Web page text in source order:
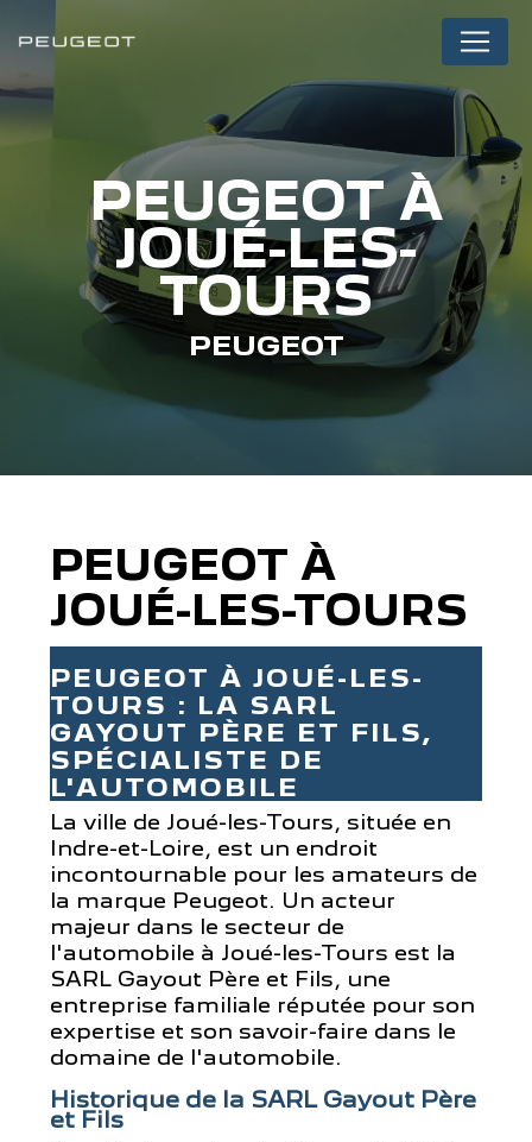
PEUGEOT À
JOUÉ-LES-
TOURS
PEUGEOT
PEUGEOT À
JOUÉ-LES-TOURS
PEUGEOT À JOUÉ-LES-
TOURS : LA SARL
GAYOUT PÈRE ET FILS,
SPÉCIALISTE DE
L'AUTOMOBILE
La ville de Joué-les-Tours, située en
Indre-et-Loire, est un endroit
incontournable pour les amateurs de
la marque Peugeot. Un acteur
majeur dans le secteur de
l'automobile à Joué-les-Tours est la
SARL Gayout Père et Fils, une
entreprise familiale réputée pour son
expertise et son savoir-faire dans le
domaine de l'automobile.
Historique de la SARL Gayout Père
et Fils